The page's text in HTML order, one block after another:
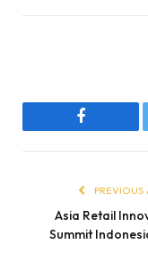
Facebook
PREVIOUS
Asia Retail
Summit